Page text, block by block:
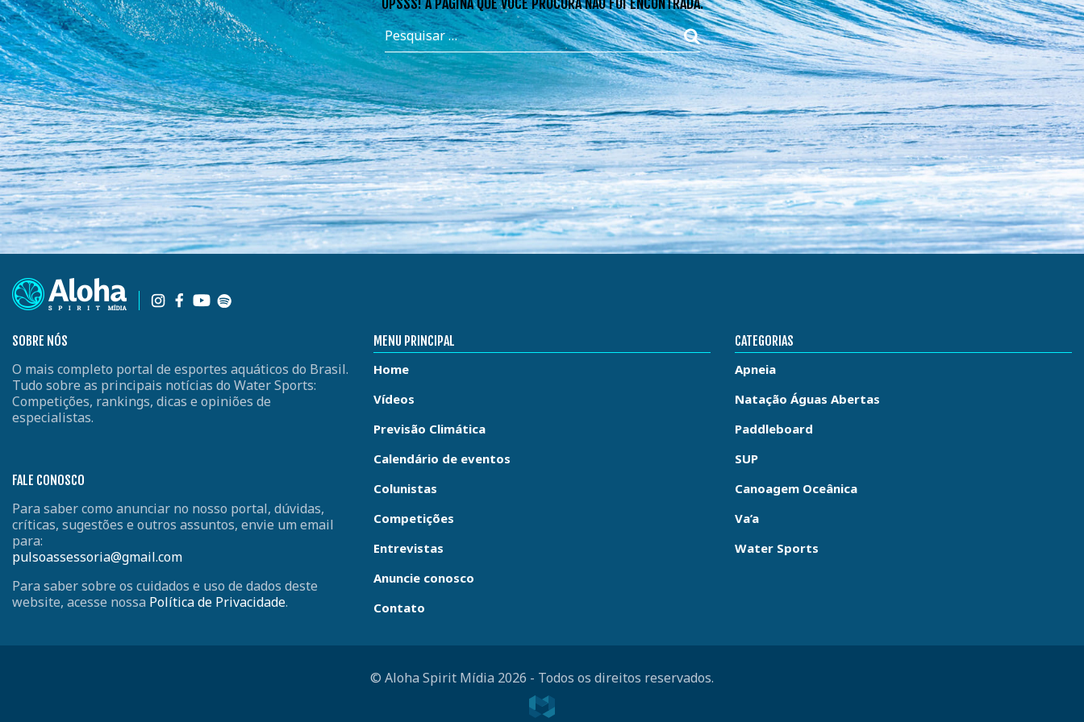
SOBRE NÓS
O mais completo portal de esportes aquáticos do Brasil.
Tudo sobre as principais notícias do Water Sports:
Competições, rankings, dicas e opiniões de
especialistas.
FALE CONOSCO
Para saber como anunciar no nosso portal, dúvidas,
críticas, sugestões e outros assuntos, envie um email
para:
pulsoassessoria@gmail.com
Para saber sobre os cuidados e uso de dados deste
website, acesse nossa Política de Privacidade.
MENU PRINCIPAL
Home
Vídeos
Previsão Climática
Calendário de eventos
Colunistas
Competições
Entrevistas
Anuncie conosco
Contato
CATEGORIAS
Apneia
Natação Águas Abertas
Paddleboard
SUP
Canoagem Oceânica
Va’a
Water Sports
© Aloha Spirit Mídia 2026 - Todos os direitos reservados.